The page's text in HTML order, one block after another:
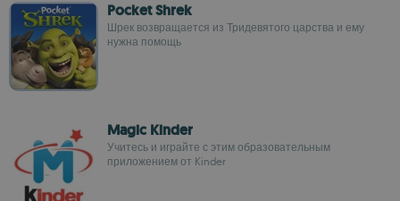
Pocket Shrek
Шрек возвращается из Тридевятого царства и ему
нужна помощь
Magic Kinder
Учитесь и играйте с этим образовательным
приложением от Kinder